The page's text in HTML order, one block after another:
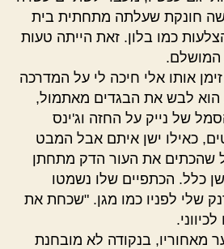
חונקת שעלתה מתחתית בית
כמו בלון. זאת הייתה טעות
המושלם.
זימן אותו אלי חיכה לי על המדרכה
הוא לבש את הבגדים מאתמול,
של נייק על החזה וג'ינס
כאילו ישן איתם אבל המבט
שהכתים את העור הדק מתחתן
כלל. הכתפיים שלו נשמטו
שלי לפניו כמו מגן. "שכחת את
מאחוריו, בנקודה לא מובחנת